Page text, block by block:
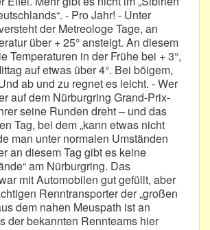
- Pro Jahr! - Unter
der Metreologe Tage, an
über + 25° ansteigt. An diesem
Temperaturen in der Frühe bei + 3°,
auf etwas über 4°. Bei böigem,
ab und zu regnet es leicht. - Wer
auf dem Nürburgring Grand-Prix-
seine Runden dreht – und das
Tag, bei dem „kann etwas nicht
man unter normalen Umständen
an diesem Tag gibt es keine
am Nürburgring. Das
mit Automobilen gut gefüllt, aber
Renntransporter der „großen
dem nahen Meuspath ist an
der bekannten Rennteams hier